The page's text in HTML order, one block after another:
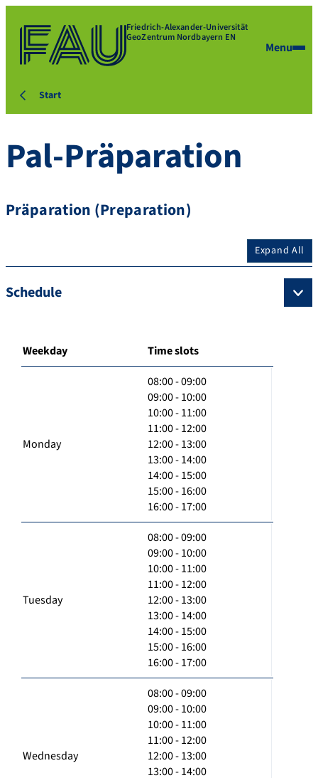
Friedrich-Alexander-Universität
GeoZentrum Nordbayern EN
Menu
Start
Pal-Präparation
Präparation (Preparation)
Expand All
Schedule
Weekday Time slots
Monday
08:00 - 09:00
09:00 - 10:00
10:00 - 11:00
11:00 - 12:00
12:00 - 13:00
13:00 - 14:00
14:00 - 15:00
15:00 - 16:00
16:00 - 17:00
Tuesday
08:00 - 09:00
09:00 - 10:00
10:00 - 11:00
11:00 - 12:00
12:00 - 13:00
13:00 - 14:00
14:00 - 15:00
15:00 - 16:00
16:00 - 17:00
Wednesday
08:00 - 09:00
09:00 - 10:00
10:00 - 11:00
11:00 - 12:00
12:00 - 13:00
13:00 - 14:00